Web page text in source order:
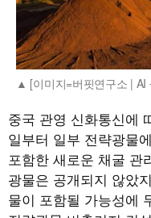
[이미지=버핏연구소 |
중국 관영 신화통신에
일부터 일부 전략광물
포함한 새로운 채굴 관
광물은 공개되지 않았
물이 포함될 가능성에